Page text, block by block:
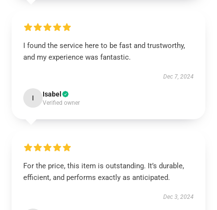
I found the service here to be fast and trustworthy,
and my experience was fantastic.
Dec 7, 2024
I Isabel
Verified owner
For the price, this item is outstanding. It’s durable,
efficient, and performs exactly as anticipated.
Dec 3, 2024